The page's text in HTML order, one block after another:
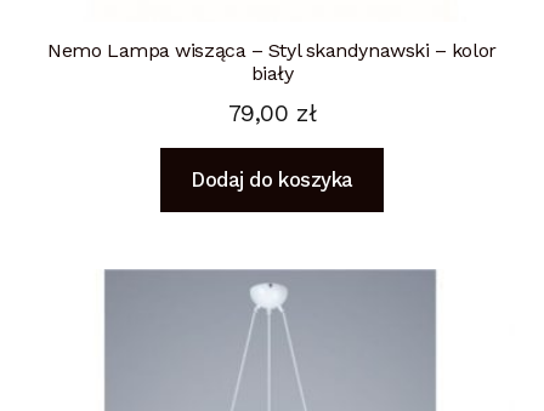
Nemo Lampa wisząca – Styl skandynawski – kolor
biały
79,00 zł
Dodaj do koszyka